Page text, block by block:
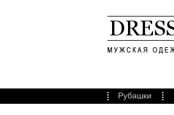
Рубашки